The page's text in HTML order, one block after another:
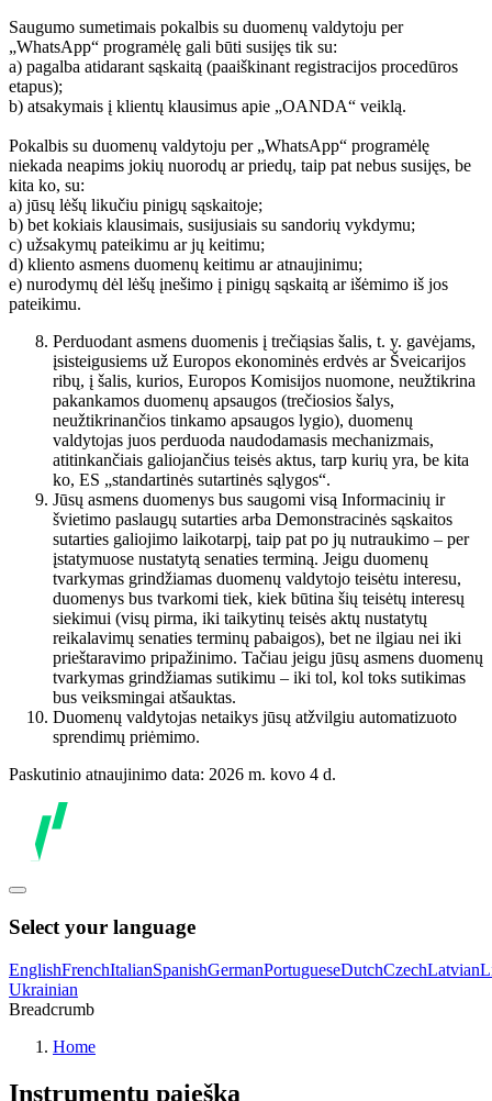
Saugumo sumetimais pokalbis su duomenų valdytoju per
„WhatsApp“ programėlę gali būti susijęs tik su:
a) pagalba atidarant sąskaitą (paaiškinant registracijos procedūros
etapus);
b) atsakymais į klientų klausimus apie „OANDA“ veiklą.
Pokalbis su duomenų valdytoju per „WhatsApp“ programėlę
niekada neapims jokių nuorodų ar priedų, taip pat nebus susijęs, be
kita ko, su:
a) jūsų lėšų likučiu pinigų sąskaitoje;
b) bet kokiais klausimais, susijusiais su sandorių vykdymu;
c) užsakymų pateikimu ar jų keitimu;
d) kliento asmens duomenų keitimu ar atnaujinimu;
e) nurodymų dėl lėšų įnešimo į pinigų sąskaitą ar išėmimo iš jos
pateikimu.
Perduodant asmens duomenis į trečiąsias šalis, t. y. gavėjams,
įsisteigusiems už Europos ekonominės erdvės ar Šveicarijos
ribų, į šalis, kurios, Europos Komisijos nuomone, neužtikrina
pakankamos duomenų apsaugos (trečiosios šalys,
neužtikrinančios tinkamo apsaugos lygio), duomenų
valdytojas juos perduoda naudodamasis mechanizmais,
atitinkančiais galiojančius teisės aktus, tarp kurių yra, be kita
ko, ES „standartinės sutartinės sąlygos“.
Jūsų asmens duomenys bus saugomi visą Informacinių ir
švietimo paslaugų sutarties arba Demonstracinės sąskaitos
sutarties galiojimo laikotarpį, taip pat po jų nutraukimo – per
įstatymuose nustatytą senaties terminą. Jeigu duomenų
tvarkymas grindžiamas duomenų valdytojo teisėtu interesu,
duomenys bus tvarkomi tiek, kiek būtina šių teisėtų interesų
siekimui (visų pirma, iki taikytinų teisės aktų nustatytų
reikalavimų senaties terminų pabaigos), bet ne ilgiau nei iki
prieštaravimo pripažinimo. Tačiau jeigu jūsų asmens duomenų
tvarkymas grindžiamas sutikimu – iki tol, kol toks sutikimas
bus veiksmingai atšauktas.
Duomenų valdytojas netaikys jūsų atžvilgiu automatizuoto
sprendimų priėmimo.
Paskutinio atnaujinimo data: 2026 m. kovo 4 d.
Select your language
EnglishFrenchItalianSpanishGermanPortugueseDutchCzechLatvian
Ukrainian
Breadcrumb
Home
Instrumentų paieška